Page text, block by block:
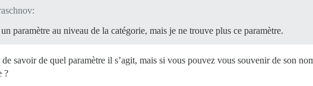
paramètre au niveau de la catégorie, mais je ne trouve plus ce paramètre.
savoir de quel paramètre il s’agit, mais si vous pouvez vous souvenir de son
?